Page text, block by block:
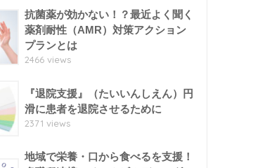
抗菌薬が効かない！？最近よく聞く
薬剤耐性（AMR）対策アクション
プランとは
2466 views
『退院支援』（たいいんしえん）円
滑に患者を退院させるために
2371 views
地域で栄養・口から食べるを支援！